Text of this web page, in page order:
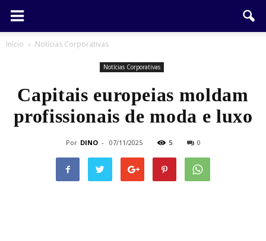
Início Notícias Corporativas
Notícias Corporativas
Capitais europeias moldam
profissionais de moda e luxo
Por DINO - 07/11/2025 5 0